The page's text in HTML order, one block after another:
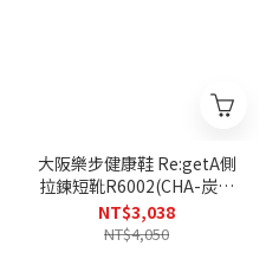
大阪樂步健康鞋 Re:getA側
拉鍊短靴R6002(CHA-炭灰
色)
NT$3,038
NT$4,050